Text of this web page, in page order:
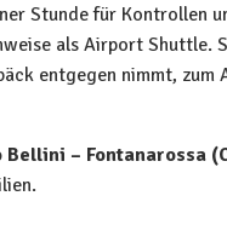
Stunde für Kontrollen
als Airport Shuttle.
entgegen nimmt, zum
– Fontanarossa